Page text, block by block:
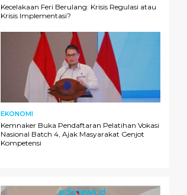
Kecelakaan Feri Berulang: Krisis Regulasi atau
Krisis Implementasi?
EKONOMI
Kemnaker Buka Pendaftaran Pelatihan Vokasi
Nasional Batch 4, Ajak Masyarakat Genjot
Kompetensi